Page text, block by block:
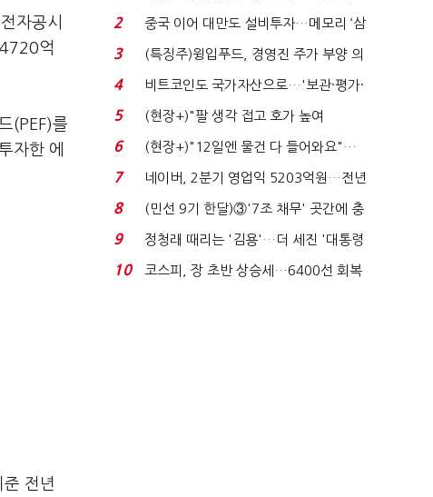
자공시
억
(PEF)를
자한 에
전년
로봇·AI 등 논...
2
중국 이어 대만도 설비투자…메모리 ‘삼
국전쟁’
3
(특징주)윙입푸드, 경영진 주가 부양 의
지에 상한가...
4
비트코인도 국가자산으로…'보관·평가·
처분' 기준은 ...
5
(현장+)"팔 생각 접고 호가 높여
요"…'덜 똘똘한 한 채' 20...
6
(현장+)"12일엔 물건 다 들어와요"…
빈 매대 채우며 문 연 ...
7
네이버, 2분기 영업익 5203억원…전년
비 0.2% 감소...
8
(민선 9기 한달)③'7조 채무' 곳간에 충
격…추미애, 20년...
9
정청래 때리는 '김용'…더 세진 '대통령
최측근' 입...
10
코스피, 장 초반 상승세…6400선 회복